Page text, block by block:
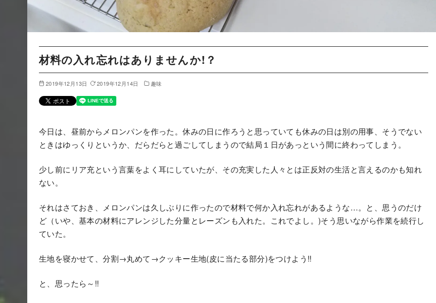
材料の入れ忘れはありませんか!？
2019年12月13日 2019年12月14日 趣味
今日は、昼前からメロンパンを作った。休みの日に作ろうと思っていても休みの日は別の用事、そうでない
ときはゆっくりというか、だらだらと過ごしてしまうので結局１日があっという間に終わってしまう。
少し前にリア充という言葉をよく耳にしていたが、その充実した人々とは正反対の生活と言えるのかも知れ
ない。
それはさておき、メロンパンは久しぶりに作ったので材料で何か入れ忘れがあるような…。と、思うのだけ
ど（いや、基本の材料にアレンジした分量とレーズンも入れた。これでよし。)そう思いながら作業を続行し
ていた。
生地を寝かせて、分割→丸めて→クッキー生地(皮に当たる部分)をつけよう!!
と、思ったら～!!